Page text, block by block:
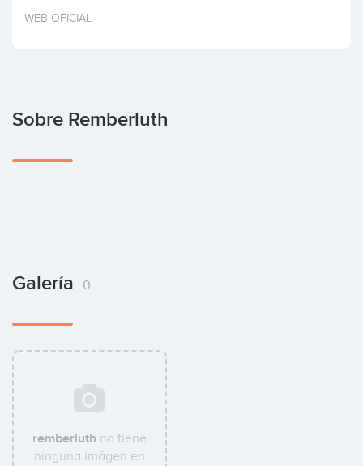
Invertir
WEB OFICIAL
Sobre Remberluth
Galería 0
remberluth no tiene
ninguna imágen en